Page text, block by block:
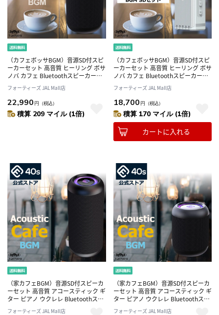
（カフェボッサBGM）音源SD付スピ
ーカーセット 高音質 ヒーリング ボサ
ノバ カフェ Bluetoothスピーカー
フォーティーズ JAL Mall店
22,990 円 （税込）
積算 209 マイル (1倍)
（カフェボッサBGM）音源SD付スピ
ーカーセット 高音質 ヒーリング ボサ
ノバ カフェ Bluetoothスピーカー
フォーティーズ JAL Mall店
18,700 円 （税込）
積算 170 マイル (1倍)
カートに入れる
（家カフェBGM）音源SD付スピーカ
ーセット 高音質 アコースティック ギ
ター ピアノ ウクレレ Bluetoothスピ
フォーティーズ JAL Mall店
（家カフェBGM）音源SD付スピーカ
ーセット 高音質 アコースティック ギ
ター ピアノ ウクレレ Bluetoothスピ
フォーティーズ JAL Mall店